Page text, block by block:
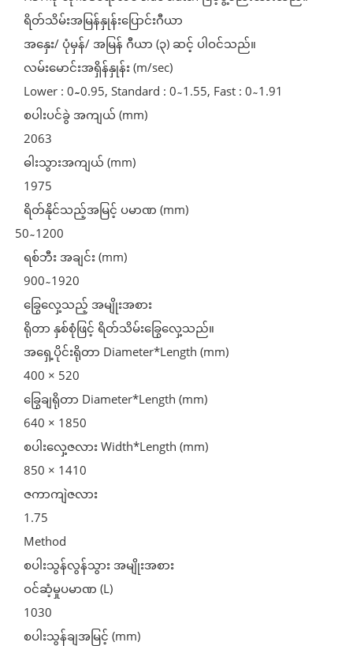
ရိတ်သိမ်းအမြန်နှုန်းပြောင်းဂီယာ
အနှေး/ ပုံမှန်/ အမြန် ဂီယာ (၃) ဆင့် ပါဝင်သည်။
လမ်းမောင်းအရှိန်နှုန်း (m/sec)
Lower : 0 ̴̴ 0.95, Standard : 0 ̴ 1.55, Fast : 0 ̴ 1.91
စပါးပင်ခွဲ အကျယ် (mm)
2063
ဓါးသွားအကျယ် (mm)
1975
ရိတ်နိုင်သည့်အမြင့် ပမာဏ (mm)
50 ̴ 1200
ရစ်ဘီး အချင်း (mm)
900 ̴ 1920
ခြွေလှေ့သည့် အမျိုးအစား
ရိုတာ နှစ်စုံဖြင့် ရိတ်သိမ်းခြွေလှေ့သည်။
အရှေ့ပိုင်းရိုတာ Diameter*Length (mm)
400 × 520
ခြွေချရိုတာ Diameter*Length (mm)
640 × 1850
စပါးလှေ့ဇလား Width*Length (mm)
850 × 1410
ဇကာကျဲဇလား
1.75
Method
စပါးသွန်လွန်သွား အမျိုးအစား
ဝင်ဆံ့မှုပမာဏ (L)
1030
စပါးသွန်ချအမြင့် (mm)